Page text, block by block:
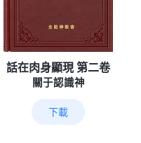
話在肉身顯現 第二卷
關于認識神
下載